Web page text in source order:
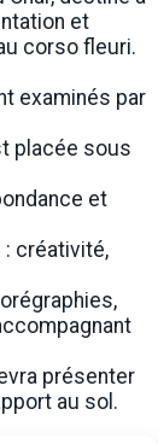
et
corso fleuri.
examinés par
placée sous
et
créativité,
présenter
au sol.